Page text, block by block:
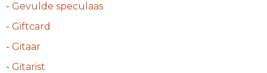
- Gevulde speculaas
- Giftcard
- Gitaar
- Gitarist